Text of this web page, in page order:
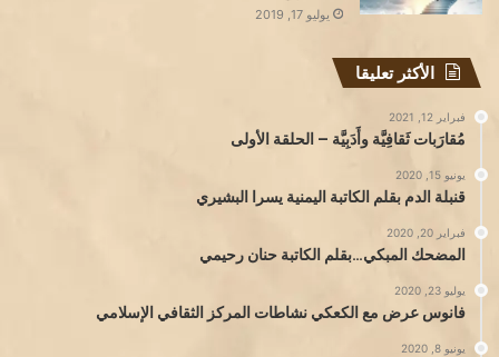
يوليو 17, 2019
الأكثر تعليقا
فبراير 12, 2021
مُقارَبات ثَقافِيَّة وأَدَبِيَّة – الحلقة الأولى
يونيو 15, 2020
قنبلة الدم بقلم الكاتبة اليمنية يسرا البشيري
فبراير 20, 2020
المضحك المبكي…بقلم الكاتبة حنان رحيمي
يوليو 23, 2020
فانوس عرض مع الكعكي نشاطات المركز الثقافي الإسلامي
يونيو 8, 2020